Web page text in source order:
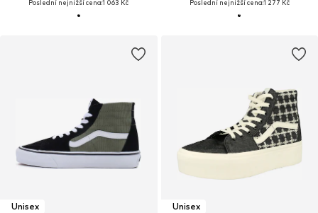
Poslední nejnižší cena:1 063 Kč
Poslední nejnižší cena:1 277 Kč
Unisex
Unisex